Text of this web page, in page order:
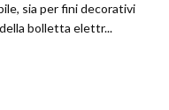
sia per fini decorativi
bolletta elettr...